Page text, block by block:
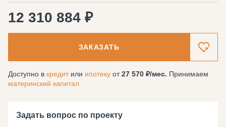
12 310 884 ₽
ЗАКАЗАТЬ
Доступно в кредитили ипотеку от27 570 /мес. Принимаем
материнский капитал
Задать вопрос по проекту